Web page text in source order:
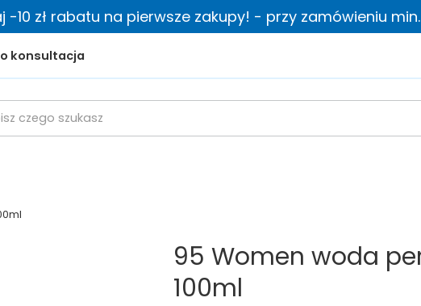
-10 zł rabatu na pierwsze zakupy! - przy zamówieniu min.
konsultacja
95 Women woda
100ml